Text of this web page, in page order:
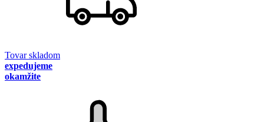
Tovar skladom
expedujeme
okamžite